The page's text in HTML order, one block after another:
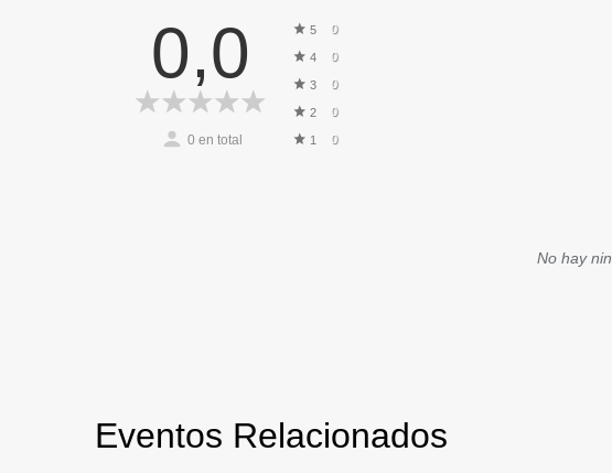
0,0
0 en total
5 0
4 0
3 0
2 0
1 0
No hay
Eventos Relacionados